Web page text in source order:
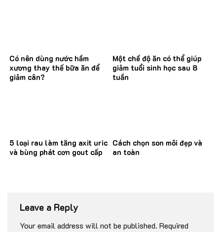
Có nên dùng nước hầm
xương thay thế bữa ăn để
giảm cân?
Một chế độ ăn có thể giúp
giảm tuổi sinh học sau 8
tuần
5 loại rau làm tăng axit uric
và bùng phát cơn gout cấp
Cách chọn son môi đẹp và
an toàn
Leave a Reply
Your email address will not be published. Required